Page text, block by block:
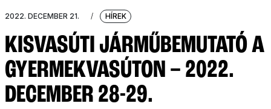
2022. DECEMBER 21. / HÍREK
KISVASÚTI JÁRMŰBEMUTATÓ A
GYERMEKVASÚTON – 2022.
DECEMBER 28-29.